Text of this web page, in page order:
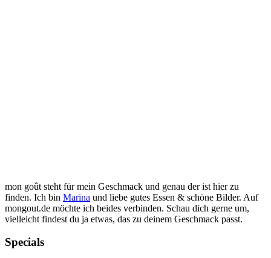
mon goût steht für mein Geschmack und genau der ist hier zu
finden. Ich bin Marina und liebe gutes Essen & schöne Bilder. Auf
mongout.de möchte ich beides verbinden. Schau dich gerne um,
vielleicht findest du ja etwas, das zu deinem Geschmack passt.
Specials